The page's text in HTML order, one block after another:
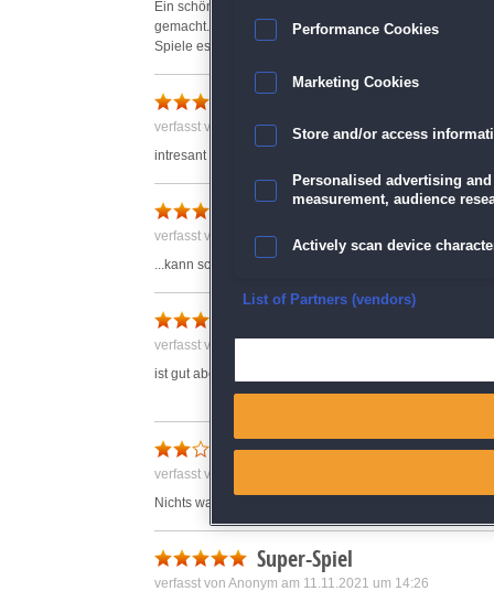
Ein schönes, ganz schön kniffeliges Spiel. Hat mir viel
gemacht. Mir gefällt die Aufmachung.
Spiele es demnächst wieder.
strom Tale2
verfasst von Anonym am 20.09.2021 um 13:54
intresant abwechslugsreich
nette Abwechslung
verfasst von Helmut am 05.10.2021 um 14:01
...kann schwierig werden....
verfasst von Anonym am 14.10.2021 um 09:20
ist gut aber nicht überragend
Langweilig
verfasst von Anonym am 26.09.2021 um 08:42
Nichts was Spannend ist
Super-Spiel
verfasst von Anonym am 11.11.2021 um 14:26
Performance Cookies
Marketing Cookies
Store and/or access
Personalised advertising
measurement, audience
Actively scan device
Ensure security, prevent
Save and communicate
List of Partners (vendors)